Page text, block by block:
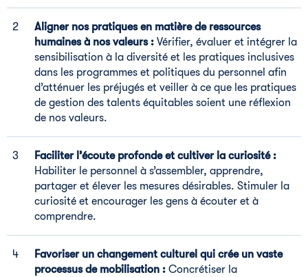
Aligner nos pratiques en matière de ressources
humaines à nos valeurs : Vérifier, évaluer et intégrer la
sensibilisation à la diversité et les pratiques inclusives
dans les programmes et politiques du personnel afin
d’atténuer les préjugés et veiller à ce que les pratiques
de gestion des talents équitables soient une réflexion
de nos valeurs.
Faciliter l’écoute profonde et cultiver la curiosité :
Habiliter le personnel à s’assembler, apprendre,
partager et élever les mesures désirables. Stimuler la
curiosité et encourager les gens à écouter et à
comprendre.
Favoriser un changement culturel qui crée un vaste
processus de mobilisation : Concrétiser la